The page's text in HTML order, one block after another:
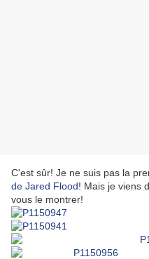
C'est sûr! Je ne suis pas la
de Jared Flood! Mais je viens
vous le montrer!